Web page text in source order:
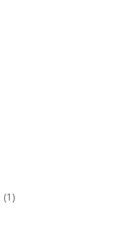
(1)